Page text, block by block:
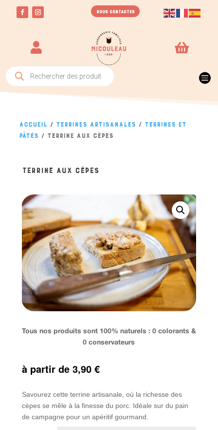
NOUS CONTACTER
 
Recherche
produits 
Accueil / Terrines artisanales / Terrines et
pâtés / Terrine aux cèpes
TERRINE AUX CÈPES
Tous nos produits sont 100% naturels : 0 colorants &
0 conservateurs
à partir de 3,90 €
Savourez cette terrine artisanale, où la richesse des
cèpes se mêle à la finesse du porc. Idéale sur du pain
de campagne pour un apéritif gourmand.